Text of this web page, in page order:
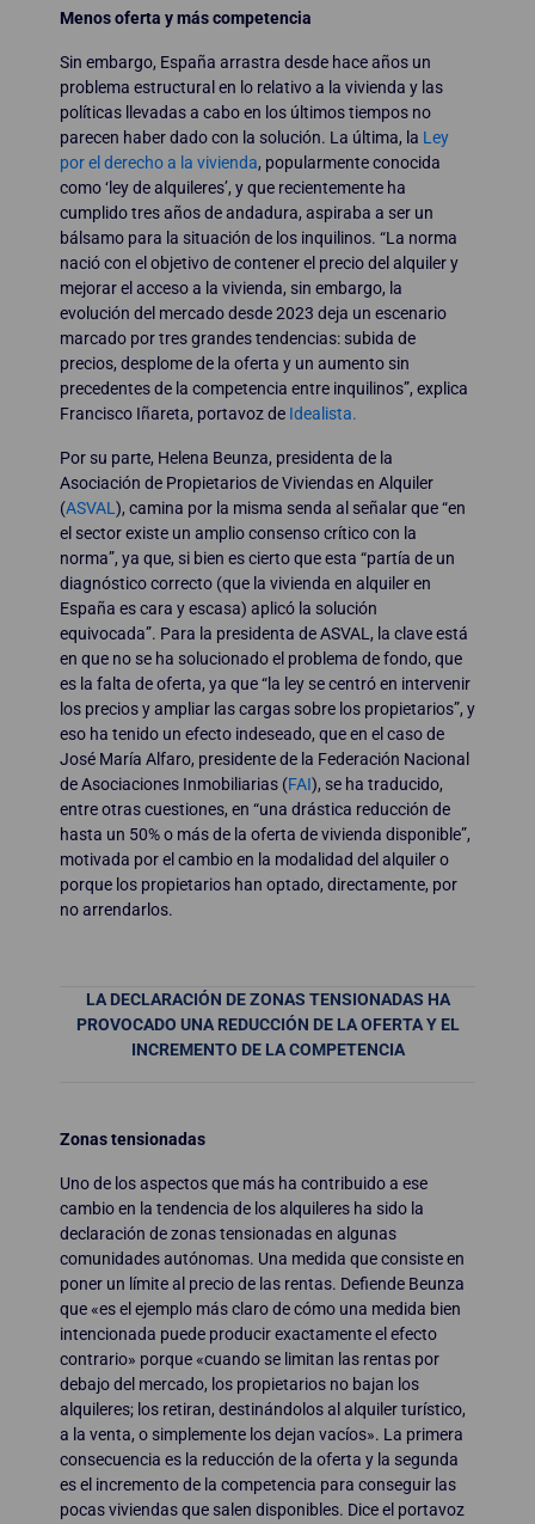
Menos oferta y más competencia
Sin embargo, España arrastra desde hace años un
problema estructural en lo relativo a la vivienda y las
políticas llevadas a cabo en los últimos tiempos no
parecen haber dado con la solución. La última, la Ley
por el derecho a la vivienda, popularmente conocida
como ‘ley de alquileres’, y que recientemente ha
cumplido tres años de andadura, aspiraba a ser un
bálsamo para la situación de los inquilinos. “La norma
nació con el objetivo de contener el precio del alquiler y
mejorar el acceso a la vivienda, sin embargo, la
evolución del mercado desde 2023 deja un escenario
marcado por tres grandes tendencias: subida de
precios, desplome de la oferta y un aumento sin
precedentes de la competencia entre inquilinos”, explica
Francisco Iñareta, portavoz de Idealista.
Por su parte, Helena Beunza, presidenta de la
Asociación de Propietarios de Viviendas en Alquiler
(ASVAL ), camina por la misma senda al señalar que “en
el sector existe un amplio consenso crítico con la
norma”, ya que, si bien es cierto que esta “partía de un
diagnóstico correcto (que la vivienda en alquiler en
España es cara y escasa) aplicó la solución
equivocada”. Para la presidenta de ASVAL, la clave está
en que no se ha solucionado el problema de fondo, que
es la falta de oferta, ya que “la ley se centró en intervenir
los precios y ampliar las cargas sobre los propietarios”, y
eso ha tenido un efecto indeseado, que en el caso de
José María Alfaro, presidente de la Federación Nacional
de Asociaciones Inmobiliarias (FAI), se ha traducido,
entre otras cuestiones, en “una drástica reducción de
hasta un 50% o más de la oferta de vivienda disponible”,
motivada por el cambio en la modalidad del alquiler o
porque los propietarios han optado, directamente, por
no arrendarlos.
LA DECLARACIÓN DE ZONAS TENSIONADAS HA
PROVOCADO UNA REDUCCIÓN DE LA OFERTA Y EL
INCREMENTO DE LA COMPETENCIA
Zonas tensionadas
Uno de los aspectos que más ha contribuido a ese
cambio en la tendencia de los alquileres ha sido la
declaración de zonas tensionadas en algunas
comunidades autónomas. Una medida que consiste en
poner un límite al precio de las rentas. Defiende Beunza
que «es el ejemplo más claro de cómo una medida bien
intencionada puede producir exactamente el efecto
contrario» porque «cuando se limitan las rentas por
debajo del mercado, los propietarios no bajan los
alquileres; los retiran, destinándolos al alquiler turístico,
a la venta, o simplemente los dejan vacíos». La primera
consecuencia es la reducción de la oferta y la segunda
es el incremento de la competencia para conseguir las
pocas viviendas que salen disponibles. Dice el portavoz